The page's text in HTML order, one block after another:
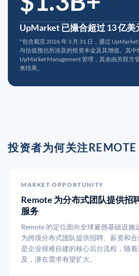
UpMarket 已撮合超过 13 亿
*包含截至 2026 年 3 月 31 日，通过
与估值预估所涉及的投资本金及其增值。其中
UpMarket Management 管理，其余由关联方
来结果。
投资者为何关注REMOTE
MARKET OPPORTUNITY
Remote 为分布式团队提供招
服务
Remote 的定位面向全球雇佣基础设施
为跨境分布式团队提供招聘、薪资和
是企业很难自建的核心后台流程，随
及，潜在需求有望扩大。